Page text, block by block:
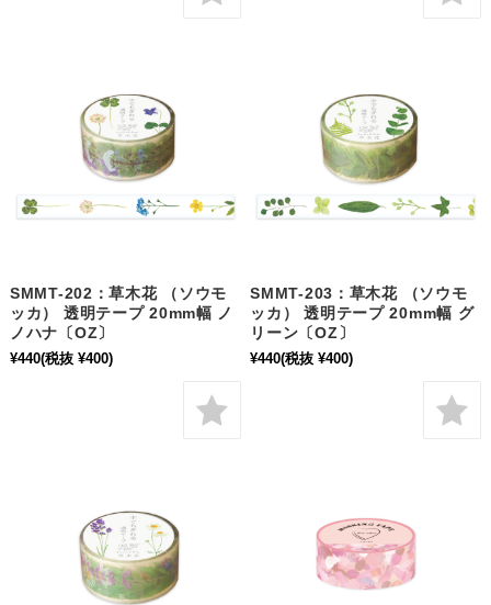
SMMT-202：草木花 （ソウモ
ッカ） 透明テープ 20mm幅 ノ
ノハナ〔OZ〕
¥440(税抜 ¥400)
SMMT-203：草木花 （ソウモ
ッカ） 透明テープ 20mm幅 グ
リーン〔OZ〕
¥440(税抜 ¥400)